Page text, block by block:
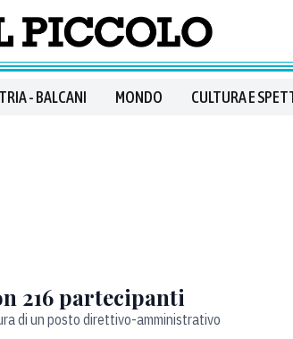
- BALCANI MONDO CULTURA E
216 partecipanti
di un posto direttivo-amministrativo